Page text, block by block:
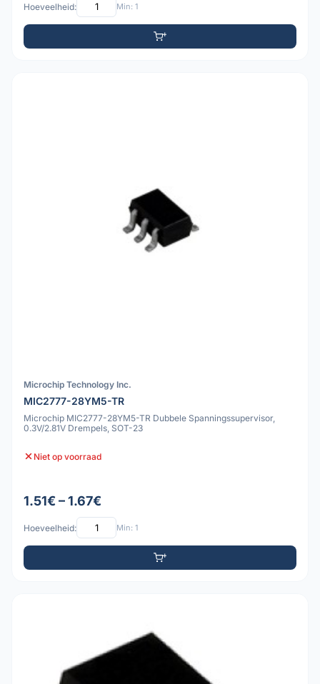
Hoeveelheid: Min: 1
Microchip Technology Inc.
MIC2777-28YM5-TR
Microchip MIC2777-28YM5-TR Dubbele Spanningssupervisor,
0.3V/2.81V Drempels, SOT-23
Niet op voorraad
1.51€ – 1.67€
Hoeveelheid: Min: 1